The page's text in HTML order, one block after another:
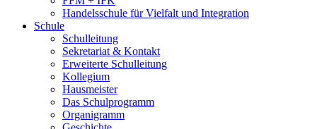
Handelsschule für Vielfalt und Integration
Schule
Schulleitung
Sekretariat & Kontakt
Erweiterte Schulleitung
Kollegium
Hausmeister
Das Schulprogramm
Organigramm